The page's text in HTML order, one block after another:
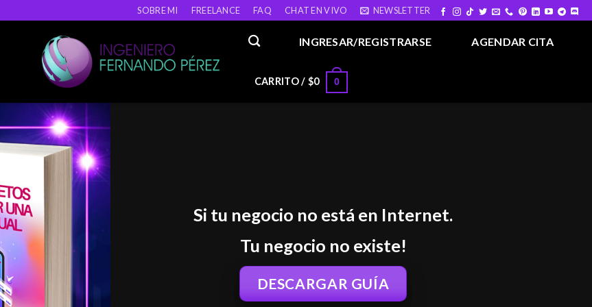
SOBRE MI FREELANCE FAQ CHAT EN VIVO NEWSLETTER
INGRESAR/REGISTRARSE AGENDAR CITA
CARRITO / $0 0
Si tu negocio no está en Internet.
Tu negocio no existe!
DESCARGAR GUÍA